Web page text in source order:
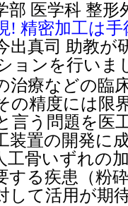
医学科 整形
! 精密加工は
出真司 助教
ョンを行いま
療などの臨
の精度には限
言う問題を医
装置の開発に
工骨いずれの
する疾患（粉
して活用が期